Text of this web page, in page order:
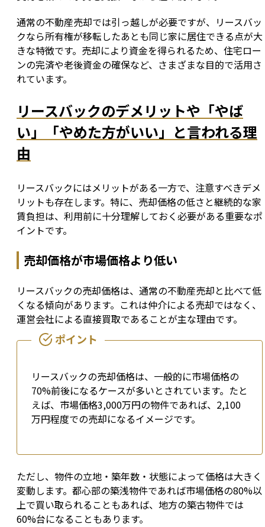
通常の不動産売却では引っ越しが必要ですが、リースバッ
クなら所有権が移転したあとも同じ家に居住できる点が大
きな特徴です。売却により資金を得られるため、住宅ロー
ンの完済や老後資金の確保など、さまざまな目的で活用さ
れています。
リースバックのデメリットや「やば
い」「やめた方がいい」と言われる理
由
リースバックにはメリットがある一方で、注意すべきデメ
リットも存在します。特に、売却価格の低さと継続的な家
賃負担は、利用前に十分理解しておく必要がある重要なポ
イントです。
売却価格が市場価格より低い
リースバックの売却価格は、通常の不動産売却と比べて低
くなる傾向があります。これは仲介による売却ではなく、
運営会社による直接買取であることが主な理由です。
リースバックの売却価格は、一般的に市場価格の
70%前後になるケースが多いとされています。たと
えば、市場価格3,000万円の物件であれば、2,100
万円程度での売却になるイメージです。
ただし、物件の立地・築年数・状態によって価格は大きく
変動します。都心部の築浅物件であれば市場価格の80%以
上で買い取られることもあれば、地方の築古物件では
60%台になることもあります。